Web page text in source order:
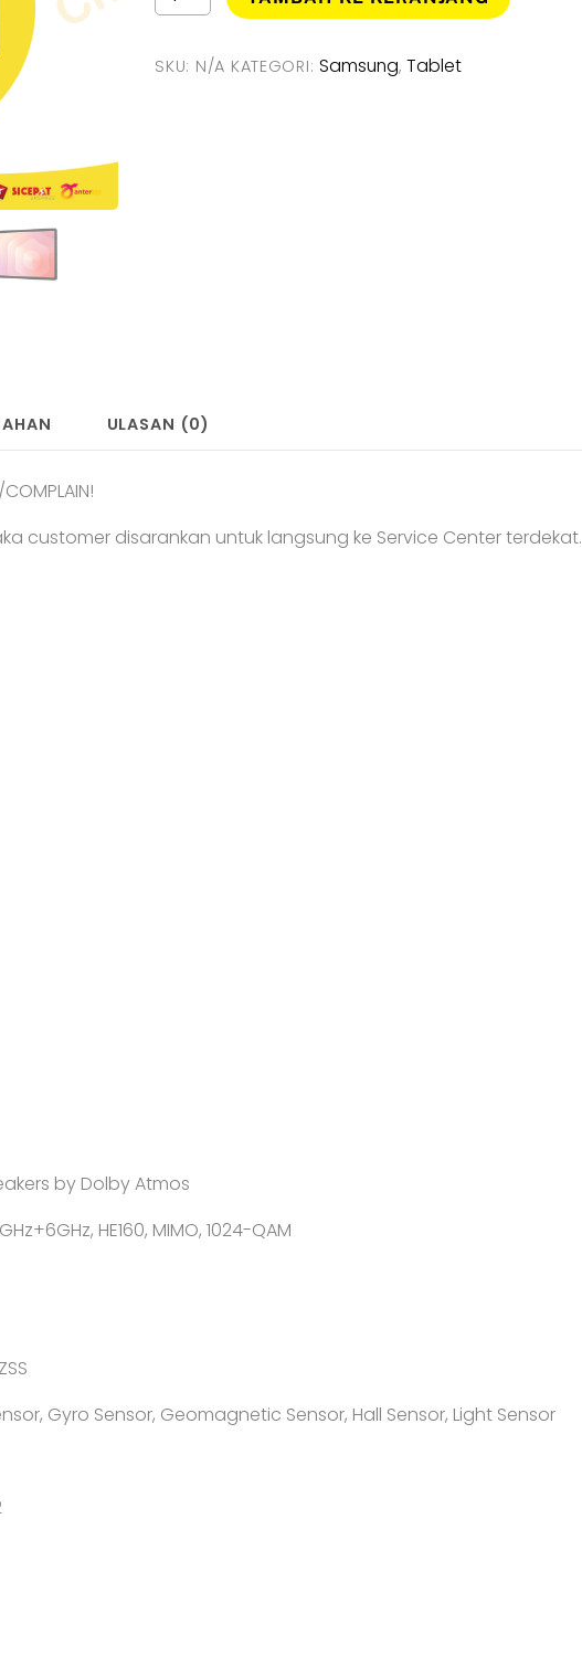
Samsung
Tab
S11
SKU: N/A KATEGORI: Samsung,Tablet
ULASAN (0)
customer disarankan untuk langsung ke Service Center terdekat.
by Dolby Atmos
HE160, MIMO, 1024-QAM
Gyro Sensor, Geomagnetic Sensor, Hall Sensor, Light Sensor